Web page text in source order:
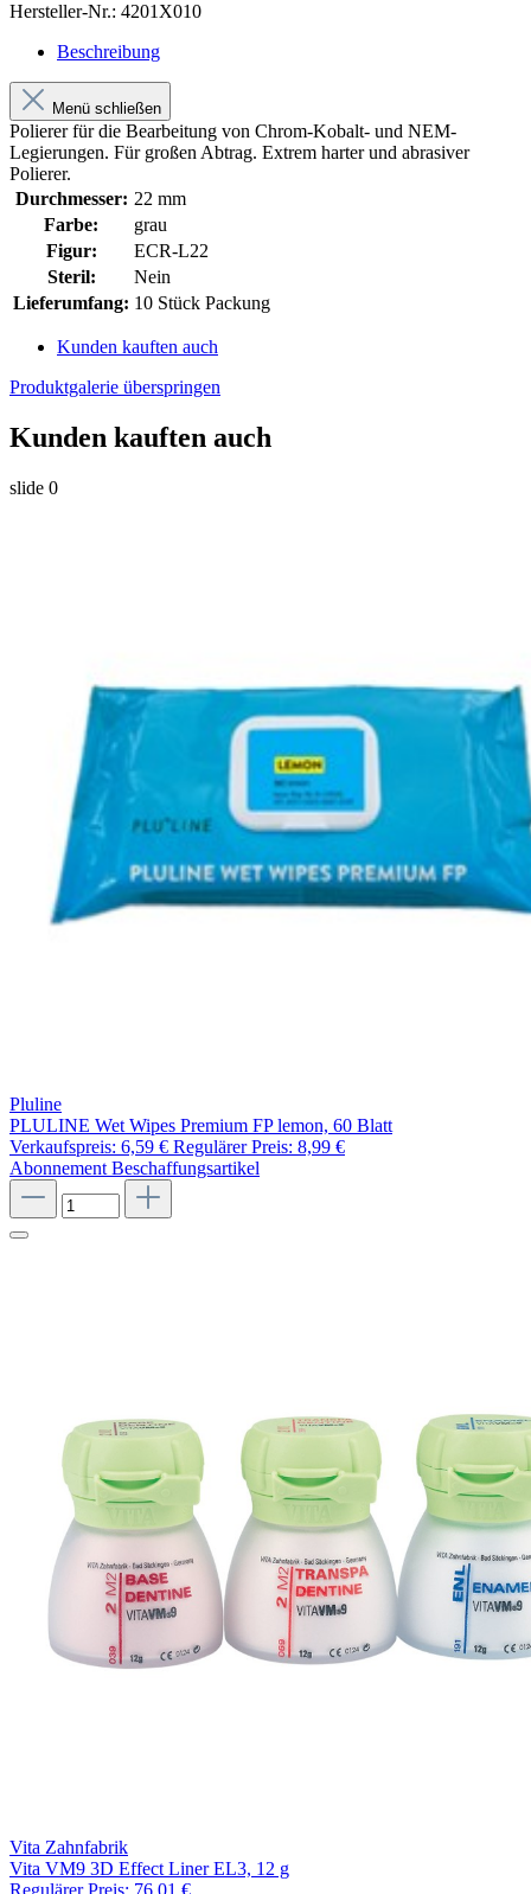
Hersteller-Nr.: 4201X010
Beschreibung
Menü schließen
Polierer für die Bearbeitung von Chrom-Kobalt- und NEM-
Legierungen. Für großen Abtrag. Extrem harter und abrasiver
Polierer.
Durchmesser: 22 mm
Farbe:
grau
Figur:
ECR-L22
Steril:
Nein
Lieferumfang: 10 Stück Packung
Kunden kauften auch
Produktgalerie überspringen
Kunden kauften auch
slide 0
Pluline
PLULINE Wet Wipes Premium FP lemon, 60 Blatt
Verkaufspreis: 6,59 € Regulärer Preis: 8,99 €
Abonnement Beschaffungsartikel
Vita Zahnfabrik
Vita VM9 3D Effect Liner EL3, 12 g